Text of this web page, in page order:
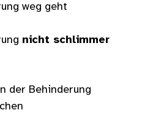
weg geht
nicht schlimmer
der Behinderung